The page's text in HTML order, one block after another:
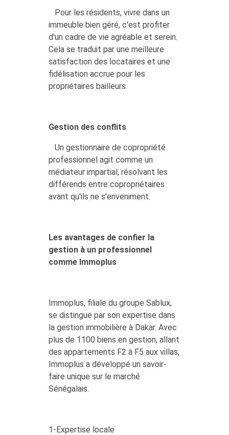
Pour les résidents, vivre dans un
immeuble bien géré, c'est profiter
d'un cadre de vie agréable et serein.
Cela se traduit par une meilleure
satisfaction des locataires et une
fidélisation accrue pour les
propriétaires bailleurs.
Gestion des conflits
Un gestionnaire de copropriété
professionnel agit comme un
médiateur impartial, résolvant les
différends entre copropriétaires
avant qu'ils ne s'enveniment.
Les avantages de confier la
gestion à un professionnel
comme Immoplus
Immoplus, filiale du groupe Sablux,
se distingue par son expertise dans
la gestion immobilière à Dakar. Avec
plus de 1100 biens en gestion, allant
des appartements F2 à F5 aux villas,
Immoplus a développé un savoir-
faire unique sur le marché
Sénégalais.
1-Expertise locale